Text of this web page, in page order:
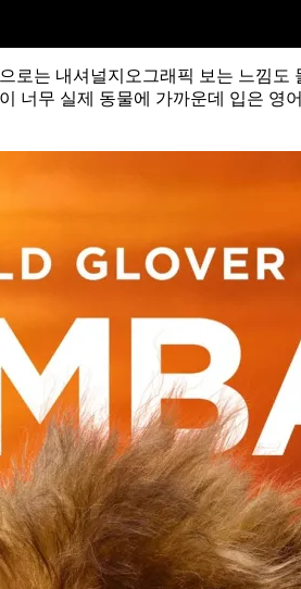
로는 내셔널지오그래픽 보는 느낌
너무 실제 동물에 가까운데 입은